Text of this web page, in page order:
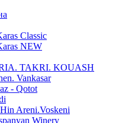
Classic
NEW
TAKRI. KOUASH
Vankasar
- Qotot
Areni.Voskeni
Winery